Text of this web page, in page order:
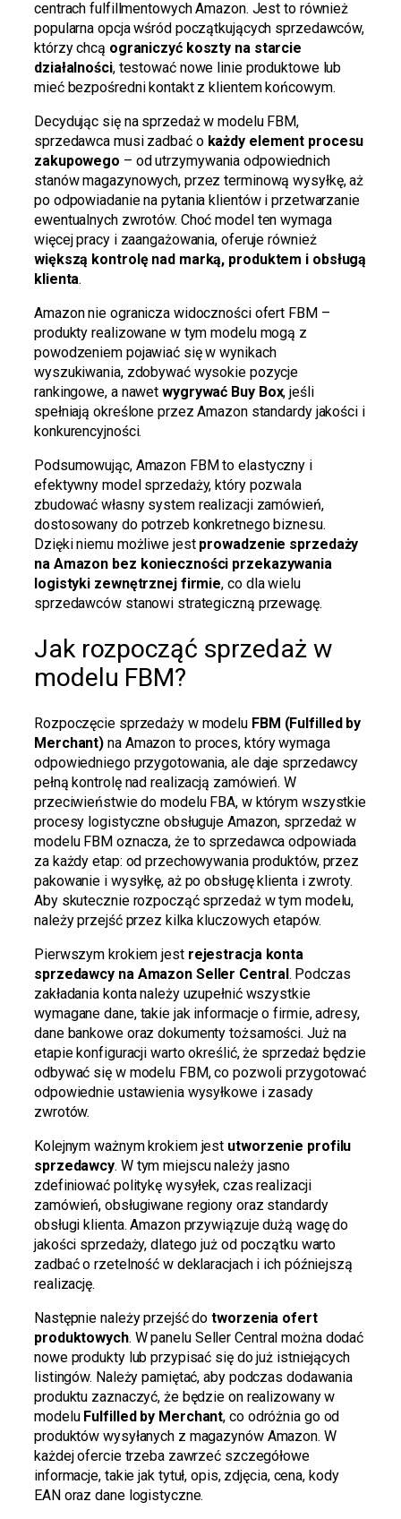
centrach fulfillmentowych Amazon. Jest to również
popularna opcja wśród początkujących sprzedawców,
którzy chcą ograniczyć koszty na starcie
działalności, testować nowe linie produktowe lub
mieć bezpośredni kontakt z klientem końcowym.
Decydując się na sprzedaż w modelu FBM,
sprzedawca musi zadbać o każdy element procesu
zakupowego – od utrzymywania odpowiednich
stanów magazynowych, przez terminową wysyłkę, aż
po odpowiadanie na pytania klientów i przetwarzanie
ewentualnych zwrotów. Choć model ten wymaga
więcej pracy i zaangażowania, oferuje również
większą kontrolę nad marką, produktem i obsługą
klienta.
Amazon nie ogranicza widoczności ofert FBM –
produkty realizowane w tym modelu mogą z
powodzeniem pojawiać się w wynikach
wyszukiwania, zdobywać wysokie pozycje
rankingowe, a nawet wygrywać Buy Box, jeśli
spełniają określone przez Amazon standardy jakości i
konkurencyjności.
Podsumowując, Amazon FBM to elastyczny i
efektywny model sprzedaży, który pozwala
zbudować własny system realizacji zamówień,
dostosowany do potrzeb konkretnego biznesu.
Dzięki niemu możliwe jest prowadzenie sprzedaży
na Amazon bez konieczności przekazywania
logistyki zewnętrznej firmie, co dla wielu
sprzedawców stanowi strategiczną przewagę.
Jak rozpocząć sprzedaż w
modelu FBM?
Rozpoczęcie sprzedaży w modelu FBM (Fulfilled by
Merchant) na Amazon to proces, który wymaga
odpowiedniego przygotowania, ale daje sprzedawcy
pełną kontrolę nad realizacją zamówień. W
przeciwieństwie do modelu FBA, w którym wszystkie
procesy logistyczne obsługuje Amazon, sprzedaż w
modelu FBM oznacza, że to sprzedawca odpowiada
za każdy etap: od przechowywania produktów, przez
pakowanie i wysyłkę, aż po obsługę klienta i zwroty.
Aby skutecznie rozpocząć sprzedaż w tym modelu,
należy przejść przez kilka kluczowych etapów.
Pierwszym krokiem jest rejestracja konta
sprzedawcy na Amazon Seller Central. Podczas
zakładania konta należy uzupełnić wszystkie
wymagane dane, takie jak informacje o firmie, adresy,
dane bankowe oraz dokumenty tożsamości. Już na
etapie konfiguracji warto określić, że sprzedaż będzie
odbywać się w modelu FBM, co pozwoli przygotować
odpowiednie ustawienia wysyłkowe i zasady
zwrotów.
Kolejnym ważnym krokiem jest utworzenie profilu
sprzedawcy. W tym miejscu należy jasno
zdefiniować politykę wysyłek, czas realizacji
zamówień, obsługiwane regiony oraz standardy
obsługi klienta. Amazon przywiązuje dużą wagę do
jakości sprzedaży, dlatego już od początku warto
zadbać o rzetelność w deklaracjach i ich późniejszą
realizację.
Następnie należy przejść dotworzenia ofert
produktowych. W panelu Seller Central można dodać
nowe produkty lub przypisać się do już istniejących
listingów. Należy pamiętać, aby podczas dodawania
produktu zaznaczyć, że będzie on realizowany w
modelu Fulfilled by Merchant, co odróżnia go od
produktów wysyłanych z magazynów Amazon. W
każdej ofercie trzeba zawrzeć szczegółowe
informacje, takie jak tytuł, opis, zdjęcia, cena, kody
EAN oraz dane logistyczne.